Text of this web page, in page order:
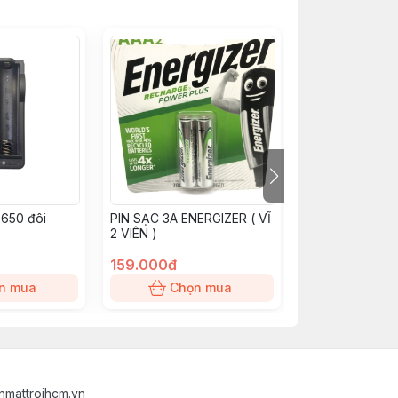
đôi
mua
PIN SẠC 3A ENERGIZER ( VĨ
2 VIÊN )
159.000đ
Chọn mua